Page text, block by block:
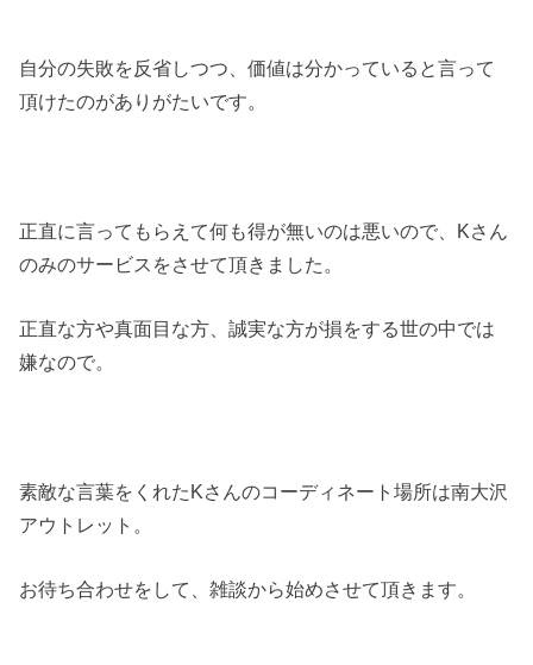
自分の失敗を反省しつつ、価値は分かっていると言って
頂けたのがありがたいです。
正直に言ってもらえて何も得が無いのは悪いので、Kさん
のみのサービスをさせて頂きました。
正直な方や真面目な方、誠実な方が損をする世の中では
嫌なので。
素敵な言葉をくれたKさんのコーディネート場所は南大沢
アウトレット。
お待ち合わせをして、雑談から始めさせて頂きます。